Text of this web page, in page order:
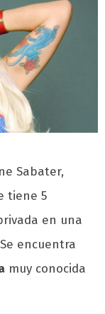
Sabater,
tiene 5
en una
encuentra
muy conocida